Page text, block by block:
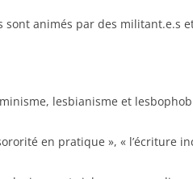
animés par des militant.e.s
lesbianisme et
en pratique », « l’écriture